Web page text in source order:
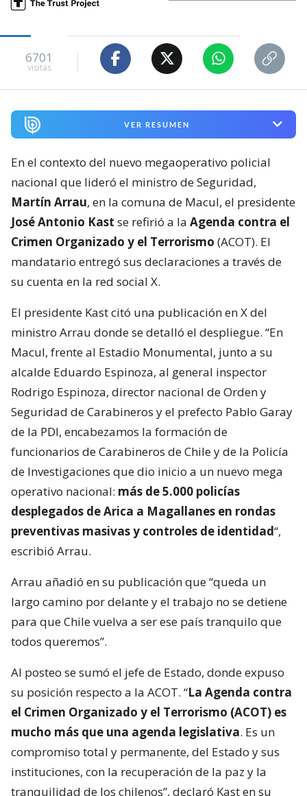
6701
visitas
VER RESUMEN
En el contexto del nuevo megaoperativo policial
nacional que lideró el ministro de Seguridad,
Martín Arrau, en la comuna de Macul, el presidente
José Antonio Kast se refirió a la Agenda contra el
Crimen Organizado y el Terrorismo (ACOT). El
mandatario entregó sus declaraciones a través de
su cuenta en la red social X.
El presidente Kast citó una publicación en X del
ministro Arrau donde se detalló el despliegue. “En
Macul, frente al Estadio Monumental, junto a su
alcalde Eduardo Espinoza, al general inspector
Rodrigo Espinoza, director nacional de Orden y
Seguridad de Carabineros y el prefecto Pablo Garay
de la PDI, encabezamos la formación de
funcionarios de Carabineros de Chile y de la Policía
de Investigaciones que dio inicio a un nuevo mega
operativo nacional: más de 5.000 policías
desplegados de Arica a Magallanes en rondas
preventivas masivas y controles de identidad“,
escribió Arrau.
Arrau añadió en su publicación que “queda un
largo camino por delante y el trabajo no se detiene
para que Chile vuelva a ser ese país tranquilo que
todos queremos”.
Al posteo se sumó el jefe de Estado, donde expuso
su posición respecto a la ACOT. “La Agenda contra
el Crimen Organizado y el Terrorismo (ACOT) es
mucho más que una agenda legislativa. Es un
compromiso total y permanente, del Estado y sus
instituciones, con la recuperación de la paz y la
tranquilidad de los chilenos”, declaró Kast en su